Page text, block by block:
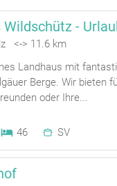
<-> 11.6 km
Landhaus mit
Berge. Wir bieten
oder Ihre...
46 SV